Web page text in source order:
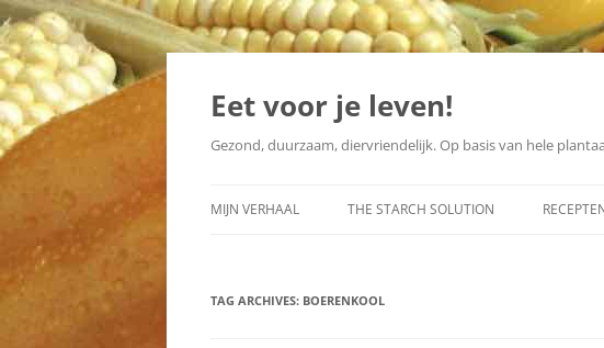
Skip
Eet voor je leven!
Gezond, duurzaam, diervriendelijk. Op basis van hele
MIJN VERHAAL
2013
THE STARCH SOLUTION
NEDERLANDSE VERTALING
TAG ARCHIVES: BOERENKOOL